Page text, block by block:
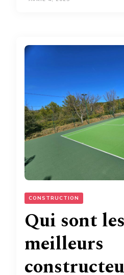
CONSTRUCTION
Qui sont les
meilleurs